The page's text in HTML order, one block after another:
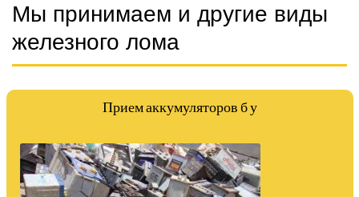
Мы принимаем и другие виды
железного лома
Прием аккумуляторов б у